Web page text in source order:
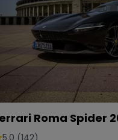
Roma Spider
Cabrio Roadster
5.0 (142)